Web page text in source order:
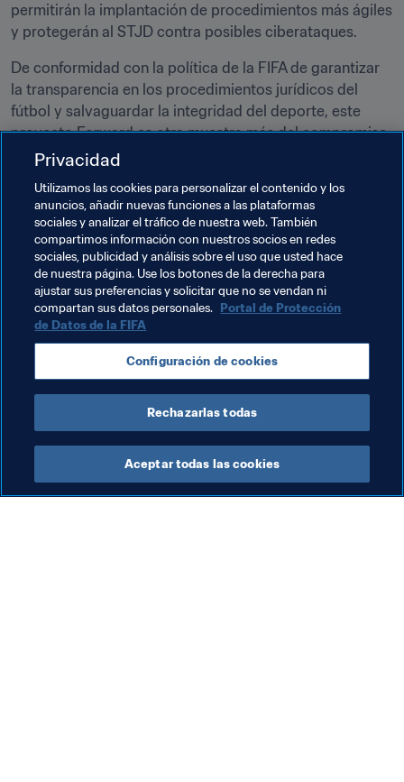
permitirán la implantación de procedimientos más ágiles
y protegerán al STJD contra posibles ciberataques.
De conformidad con la política de la FIFA de garantizar
la transparencia en los procedimientos jurídicos del
fútbol y salvaguardar la integridad del deporte, este
proyecto Forward es otra muestra más del compromiso
de la CBF de continuar desarrollado el fútbol brasileño
las reglas del fútbol y el papel de sus órganos
independientes, y garantizar las competiciones justas
y equilibradas .
Temas relacionados
Programa Forward de la FIFA Brazil
CONMEBOL
Privacidad
Utilizamos las cookies para personalizar el contenido y los
anuncios, añadir nuevas funciones a las plataformas
sociales y analizar el tráfico de nuestra web. También
compartimos información con nuestros socios en redes
sociales, publicidad y análisis sobre el uso que usted hace
de nuestra página. Use los botones de la derecha para
ajustar sus preferencias y solicitar que no se vendan ni
compartan sus datos personales. Portal de Protección
de Datos de la FIFA
Configuración de cookies
Rechazarlas todas
Aceptar todas las cookies